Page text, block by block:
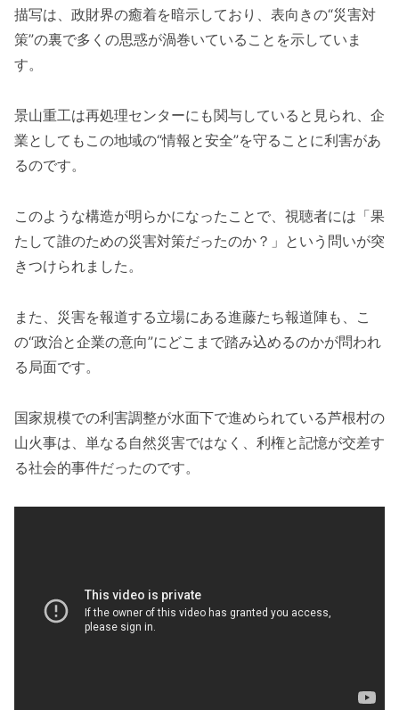
描写は、政財界の癒着を暗示しており、表向きの“災害対
策”の裏で多くの思惑が渦巻いていることを示していま
す。
景山重工は再処理センターにも関与していると見られ、企
業としてもこの地域の“情報と安全”を守ることに利害があ
るのです。
このような構造が明らかになったことで、視聴者には「果
たして誰のための災害対策だったのか？」という問いが突
きつけられました。
また、災害を報道する立場にある進藤たち報道陣も、こ
の“政治と企業の意向”にどこまで踏み込めるのかが問われ
る局面です。
国家規模での利害調整が水面下で進められている芦根村の
山火事は、単なる自然災害ではなく、利権と記憶が交差す
る社会的事件だったのです。